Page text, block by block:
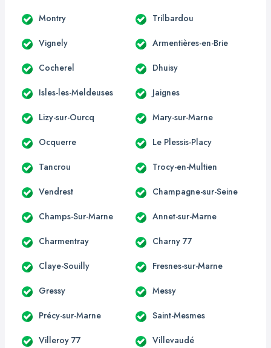
Montry Trilbardou
Vignely Armentières-en-Brie
Cocherel Dhuisy
Isles-les-Meldeuses Jaignes
Lizy-sur-Ourcq Mary-sur-Marne
Ocquerre Le Plessis-Placy
Tancrou Trocy-en-Multien
Vendrest Champagne-sur-Seine
Champs-Sur-Marne Annet-sur-Marne
Charmentray Charny 77
Claye-Souilly Fresnes-sur-Marne
Gressy Messy
Précy-sur-Marne Saint-Mesmes
Villeroy 77 Villevaudé